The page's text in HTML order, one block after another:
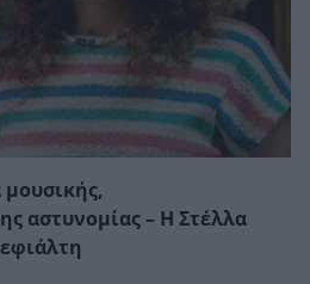
αστυνομίας – Η Στέλλα